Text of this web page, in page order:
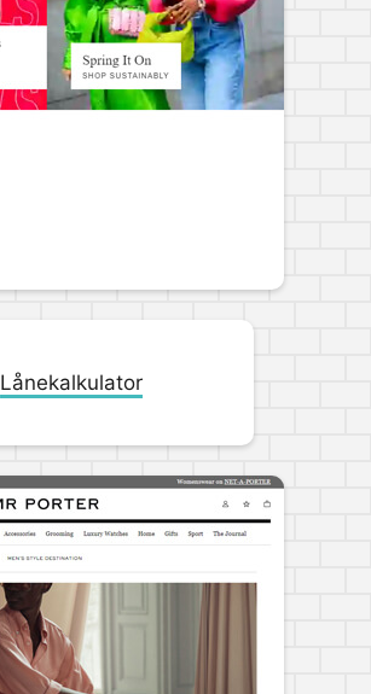
Lånekalkulator